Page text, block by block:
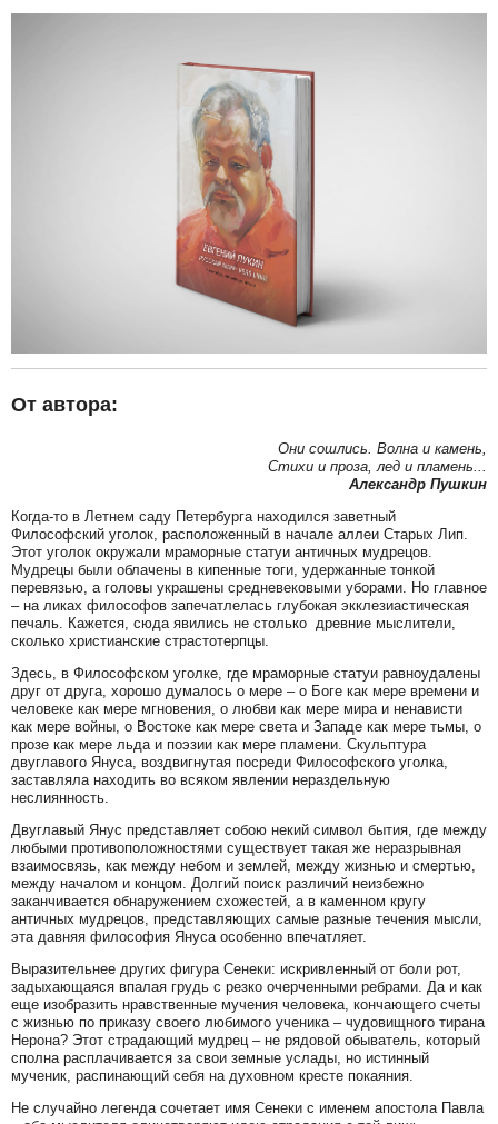
От автора:
Они сошлись. Волна и камень,
Стихи и проза, лед и пламень...
Александр Пушкин
Когда-то в Летнем саду Петербурга находился заветный
Философский уголок, расположенный в начале аллеи Старых Лип.
Этот уголок окружали мраморные статуи античных мудрецов.
Мудрецы были облачены в кипенные тоги, удержанные тонкой
перевязью, а головы украшены средневековыми уборами. Но главное
– на ликах философов запечатлелась глубокая экклезиастическая
печаль. Кажется, сюда явились не столько древние мыслители,
сколько христианские страстотерпцы.
Здесь, в Философском уголке, где мраморные статуи равноудалены
друг от друга, хорошо думалось о мере – о Боге как мере времени и
человеке как мере мгновения, о любви как мере мира и ненависти
как мере войны, о Востоке как мере света и Западе как мере тьмы, о
прозе как мере льда и поэзии как мере пламени. Скульптура
двуглавого Януса, воздвигнутая посреди Философского уголка,
заставляла находить во всяком явлении нераздельную
неслиянность.
Двуглавый Янус представляет собою некий символ бытия, где между
любыми противоположностями существует такая же неразрывная
взаимосвязь, как между небом и землей, между жизнью и смертью,
между началом и концом. Долгий поиск различий неизбежно
заканчивается обнаружением схожестей, а в каменном кругу
античных мудрецов, представляющих самые разные течения мысли,
эта давняя философия Януса особенно впечатляет.
Выразительнее других фигура Сенеки: искривленный от боли рот,
задыхающаяся впалая грудь с резко очерченными ребрами. Да и как
еще изобразить нравственные мучения человека, кончающего счеты
с жизнью по приказу своего любимого ученика – чудовищного тирана
Нерона? Этот страдающий мудрец – не рядовой обыватель, который
сполна расплачивается за свои земные услады, но истинный
мученик, распинающий себя на духовном кресте покаяния.
Не случайно легенда сочетает имя Сенеки с именем апостола Павла